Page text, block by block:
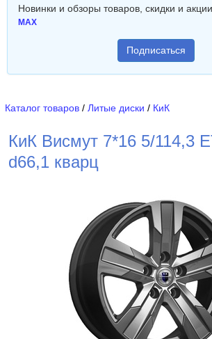
Новинки и обзоры товаров, скидки и
MAX
Подписаться
Каталог товаров / Литые диски / КиК
КиК Висмут 7*16 5/114,3
d66,1 кварц